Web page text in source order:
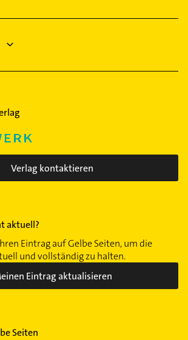
Verlag kontaktieren
aktuell?
Eintrag auf Gelbe Seiten, um die
und vollständig zu halten.
Eintrag aktualisieren
Seiten